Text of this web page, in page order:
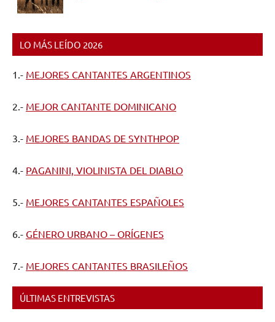
LO MÁS LEÍDO 2026
1.- MEJORES CANTANTES ARGENTINOS
2.- MEJOR CANTANTE DOMINICANO
3.- MEJORES BANDAS DE SYNTHPOP
4.- PAGANINI, VIOLINISTA DEL DIABLO
5.- MEJORES CANTANTES ESPAÑOLES
6.- GÉNERO URBANO – ORÍGENES
7.- MEJORES CANTANTES BRASILEÑOS
ÚLTIMAS ENTREVISTAS